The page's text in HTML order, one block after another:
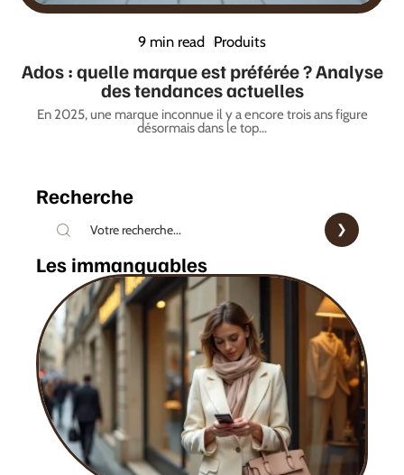
9 min read Produits
Ados : quelle marque est préférée ? Analyse
des tendances actuelles
En 2025, une marque inconnue il y a encore trois ans figure
désormais dans le top…
Recherche
Les immanquables